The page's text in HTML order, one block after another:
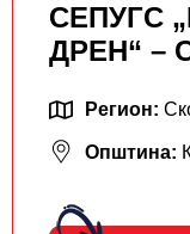
СЕПУГС
ДРЕН“ –
Регион:
Општина: